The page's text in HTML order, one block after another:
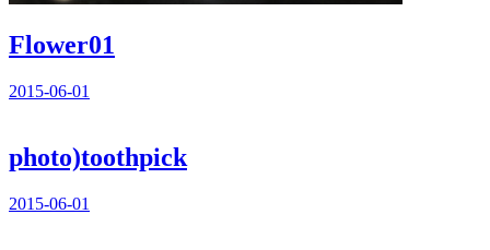
Flower01
2015-06-01
photo)toothpick
2015-06-01